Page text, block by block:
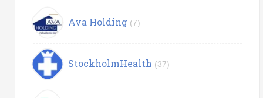
Ava Holding (7)
StockholmHealth (37)